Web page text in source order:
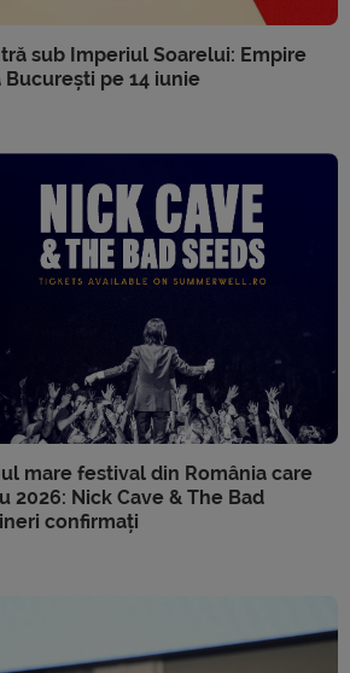
sub Imperiul Soarelui: Empire
pe 14 iunie
mare festival din România care
2026: Nick Cave & The Bad
confirmați